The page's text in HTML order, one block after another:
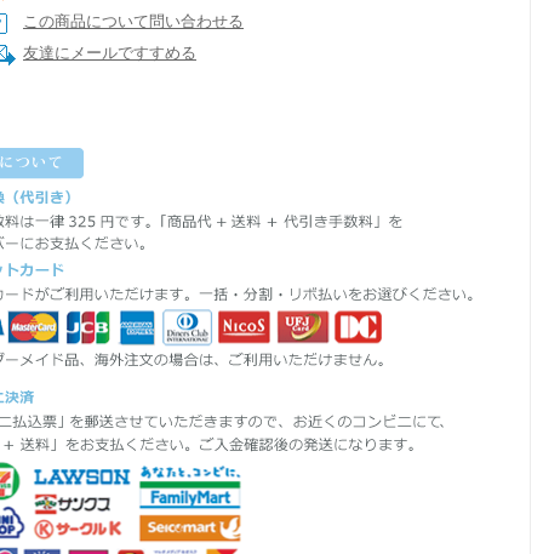
この商品について問い合わせる
友達にメールですすめる